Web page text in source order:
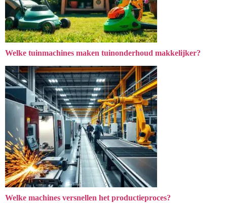
Welke tuinmachines maken tuinonderhoud makkelijker?
Welke machines versnellen het productieproces?